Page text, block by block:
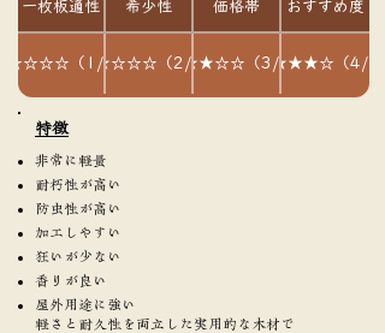
一枚板適性 希少性 価格帯 おすすめ度
（1/5）
★★☆☆☆（2/5）★★★☆☆（3/5）★★★★☆（4/5
​特徴
非常に軽量
耐朽性が高い
防虫性が高い
加工しやすい
狂いが少ない
香りが良い
屋外用途に強い
軽さと耐久性を両立した実用的な木材で